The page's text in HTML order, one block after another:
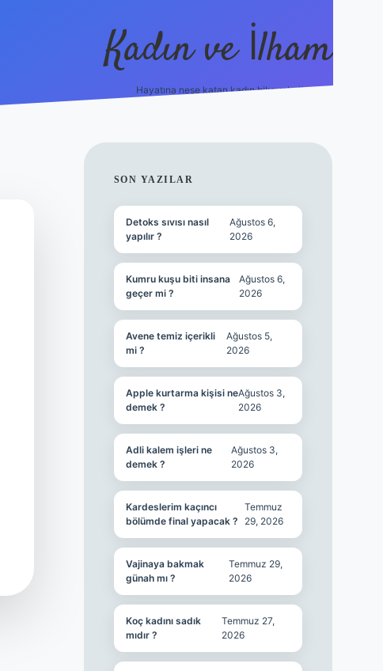
Kadın ve İlham
Hayatına neşe katan kadın hikayeleri!
SIDEBAR
SON YAZILAR
Detoks sıvısı nasıl
yapılır ?
Ağustos 6,
2026
Kumru kuşu biti insana
geçer mi ?
Ağustos 6,
2026
Avene temiz içerikli
mi ?
Ağustos 5,
2026
Apple kurtarma kişisi ne
demek ?
Ağustos 3,
2026
Adli kalem işleri ne
demek ?
Ağustos 3,
2026
Kardeslerim kaçıncı
bölümde final yapacak ?
Temmuz
29, 2026
Vajinaya bakmak
günah mı ?
Temmuz 29,
2026
Koç kadını sadık
mıdır ?
Temmuz 27,
2026
https://